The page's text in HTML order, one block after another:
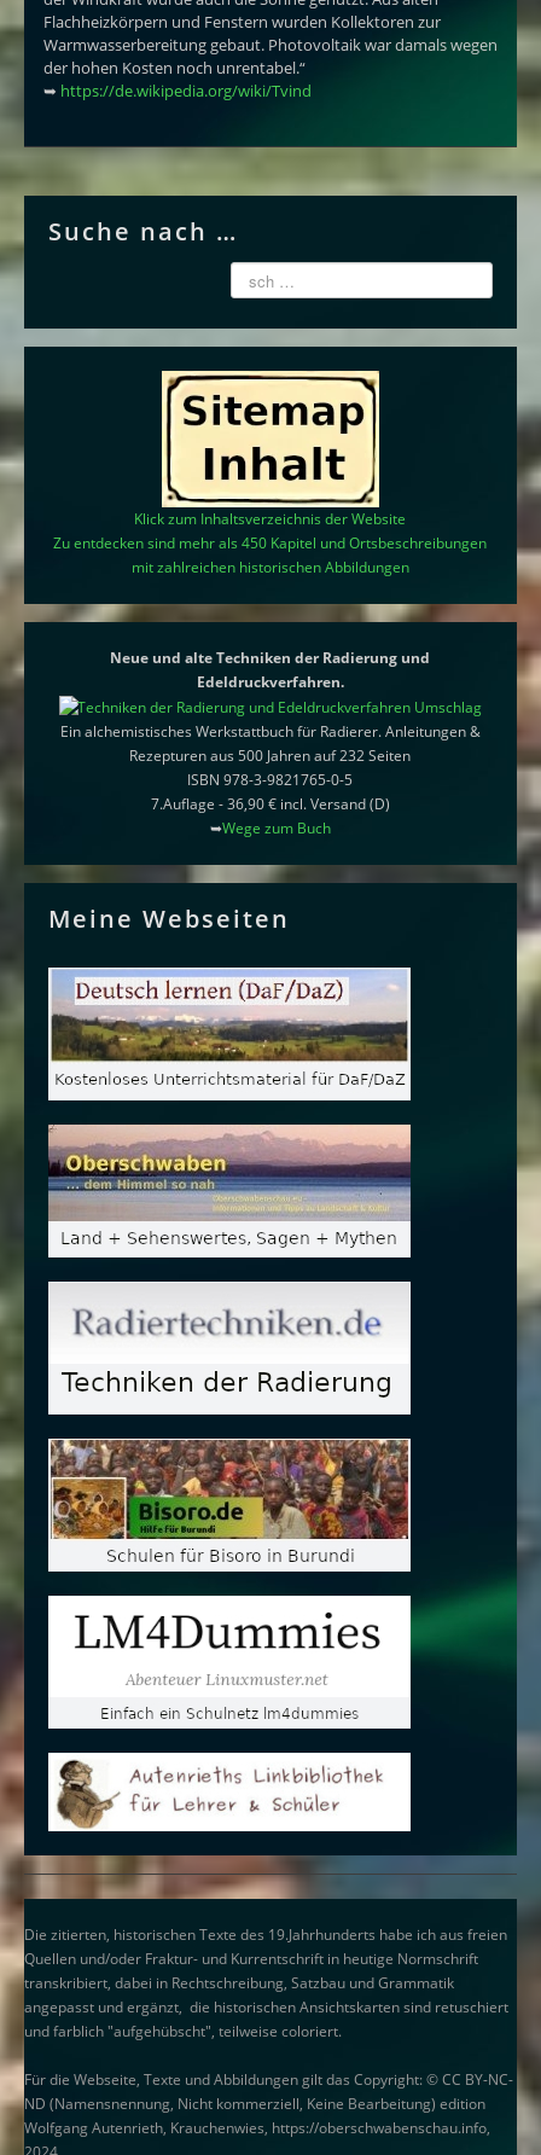
Flachheizkörpern und Fenstern wurden Kollektoren zur
Warmwasserbereitung gebaut. Photovoltaik war damals wegen
der hohen Kosten noch unrentabel.“
➥ https://de.wikipedia.org/wiki/Tvind
Suche nach …
Klick zum Inhaltsverzeichnis der Website
Zu entdecken sind mehr als 450 Kapitel und Ortsbeschreibungen
mit zahlreichen historischen Abbildungen
Neue und alte Techniken der Radierung und
Edeldruckverfahren.
Ein alchemistisches Werkstattbuch für Radierer. Anleitungen &
Rezepturen aus 500 Jahren auf 232 Seiten
ISBN 978-3-9821765-0-5
7.Auflage - 36,90 € incl. Versand (D)
➥Wege zum Buch
Meine Webseiten
Die zitierten, historischen Texte des 19.Jahrhunderts habe ich aus freien
Quellen und/oder Fraktur- und Kurrentschrift in heutige Normschrift
transkribiert, dabei in Rechtschreibung, Satzbau und Grammatik
angepasst und ergänzt, die historischen Ansichtskarten sind retuschiert
und farblich "aufgehübscht", teilweise coloriert.
Für die Webseite, Texte und Abbildungen gilt das Copyright: © CC BY-NC-
ND (Namensnennung, Nicht kommerziell, Keine Bearbeitung) edition
Wolfgang Autenrieth, Krauchenwies, https://oberschwabenschau.info,